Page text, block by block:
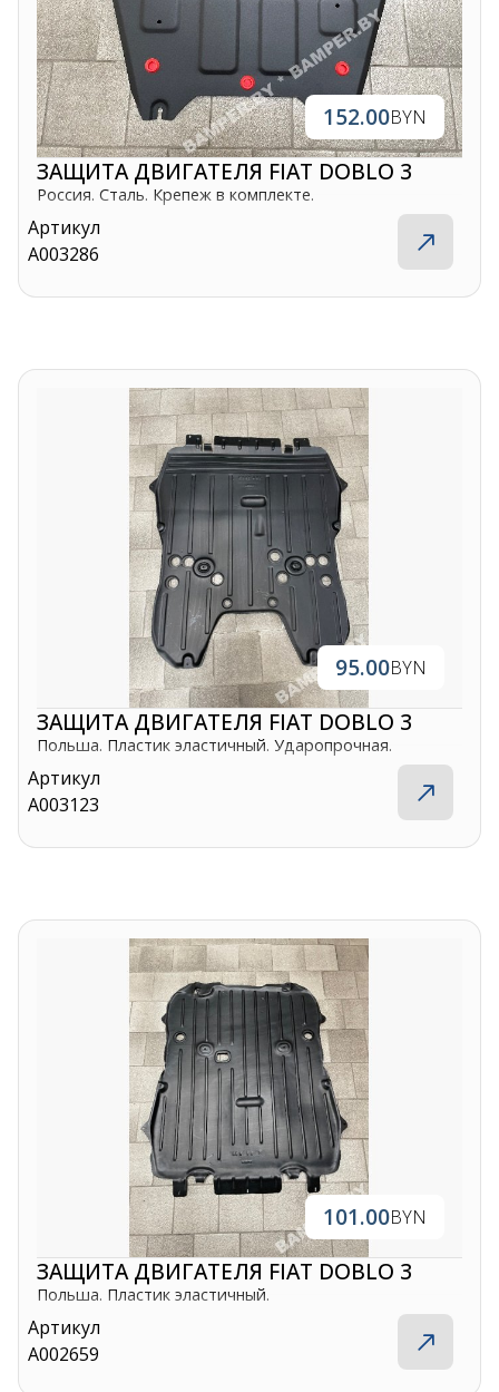
152.00BYN
ЗАЩИТА ДВИГАТЕЛЯ FIAT DOBLO 3
Россия. Сталь. Крепеж в комплекте.
Артикул
A003286
95.00BYN
ЗАЩИТА ДВИГАТЕЛЯ FIAT DOBLO 3
Польша. Пластик эластичный. Ударопрочная.
Артикул
A003123
101.00BYN
ЗАЩИТА ДВИГАТЕЛЯ FIAT DOBLO 3
Польша. Пластик эластичный.
Артикул
A002659
+375 29 870 15 80
Viber
shupik21@bk.ru